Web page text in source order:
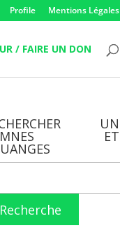
Profile Mentions Légales
/ FAIRE UN DON
UN
ET
Recherche